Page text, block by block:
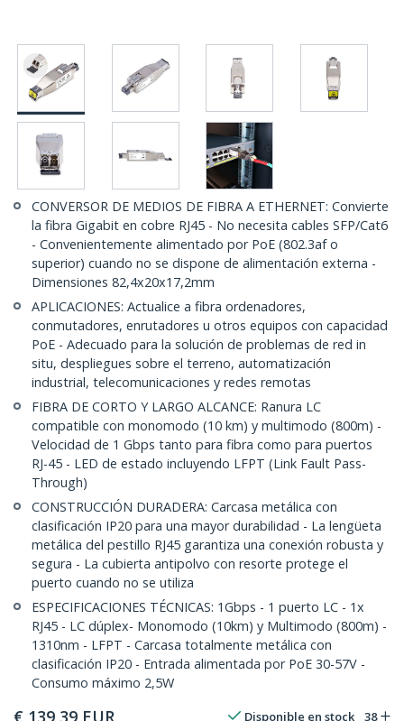
CONVERSOR DE MEDIOS DE FIBRA A ETHERNET: Convierte
la fibra Gigabit en cobre RJ45 - No necesita cables SFP/Cat6
- Convenientemente alimentado por PoE (802.3af o
superior) cuando no se dispone de alimentación externa -
Dimensiones 82,4x20x17,2mm
APLICACIONES: Actualice a fibra ordenadores,
conmutadores, enrutadores u otros equipos con capacidad
PoE - Adecuado para la solución de problemas de red in
situ, despliegues sobre el terreno, automatización
industrial, telecomunicaciones y redes remotas
FIBRA DE CORTO Y LARGO ALCANCE: Ranura LC
compatible con monomodo (10 km) y multimodo (800m) -
Velocidad de 1 Gbps tanto para fibra como para puertos
RJ-45 - LED de estado incluyendo LFPT (Link Fault Pass-
Through)
CONSTRUCCIÓN DURADERA: Carcasa metálica con
clasificación IP20 para una mayor durabilidad - La lengüeta
metálica del pestillo RJ45 garantiza una conexión robusta y
segura - La cubierta antipolvo con resorte protege el
puerto cuando no se utiliza
ESPECIFICACIONES TÉCNICAS: 1Gbps - 1 puerto LC - 1x
RJ45 - LC dúplex- Monomodo (10km) y Multimodo (800m) -
1310nm - LFPT - Carcasa totalmente metálica con
clasificación IP20 - Entrada alimentada por PoE 30-57V -
Consumo máximo 2,5W
€ 139,39 EUR Disponible en stock 38